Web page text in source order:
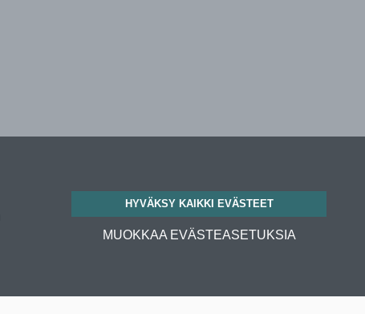
HYVÄKSY KAIKKI EVÄSTEET
MUOKKAA EVÄSTEASETUKSIA